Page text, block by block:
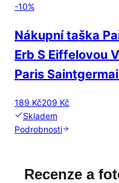
-10%
Nákupní taška
Erb S Eiffelovou
Paris
189 Kč209 Kč
Skladem
Podrobnosti
Recenze a